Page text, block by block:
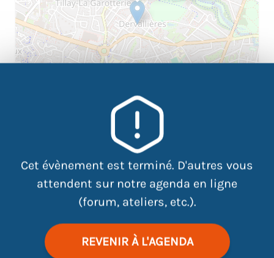
Cet évènement est terminé. D'autres vous
attendent sur notre agenda en ligne
(forum, ateliers, etc.).
REVENIR À L'AGENDA
Leaflet |©
Une expérience incroyable à
valoriser sur votre CV.
Venez à cette réunion pour poser toutes vos